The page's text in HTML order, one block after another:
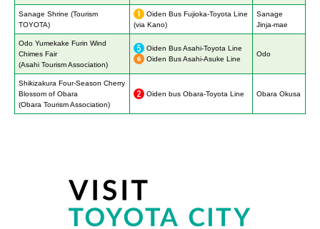
Sanage Shrine (Tourism
TOYOTA)
Oiden Bus Fujioka-Toyota Line
(via Kano)
Sanage
Jinja-mae
Odo Yumekake Furin Wind
Chimes Fair
(Asahi Tourism Association)
Oiden Bus Asahi-Toyota Line
Oiden Bus Asahi-Asuke Line
Odo
Shikizakura Four-Season Cherry
Blossom of Obara
(Obara Tourism Association)
Oiden bus Obara-Toyota Line Obara Okusa